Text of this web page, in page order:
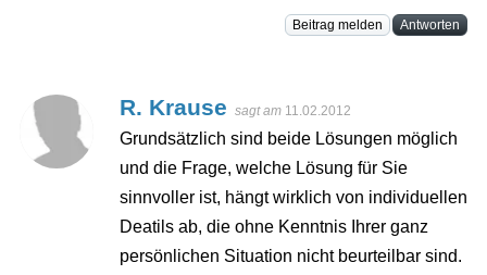
Beitrag melden Antworten
R. Krause sagt am 11.02.2012
Grundsätzlich sind beide Lösungen möglich
und die Frage, welche Lösung für Sie
sinnvoller ist, hängt wirklich von individuellen
Deatils ab, die ohne Kenntnis Ihrer ganz
persönlichen Situation nicht beurteilbar sind.